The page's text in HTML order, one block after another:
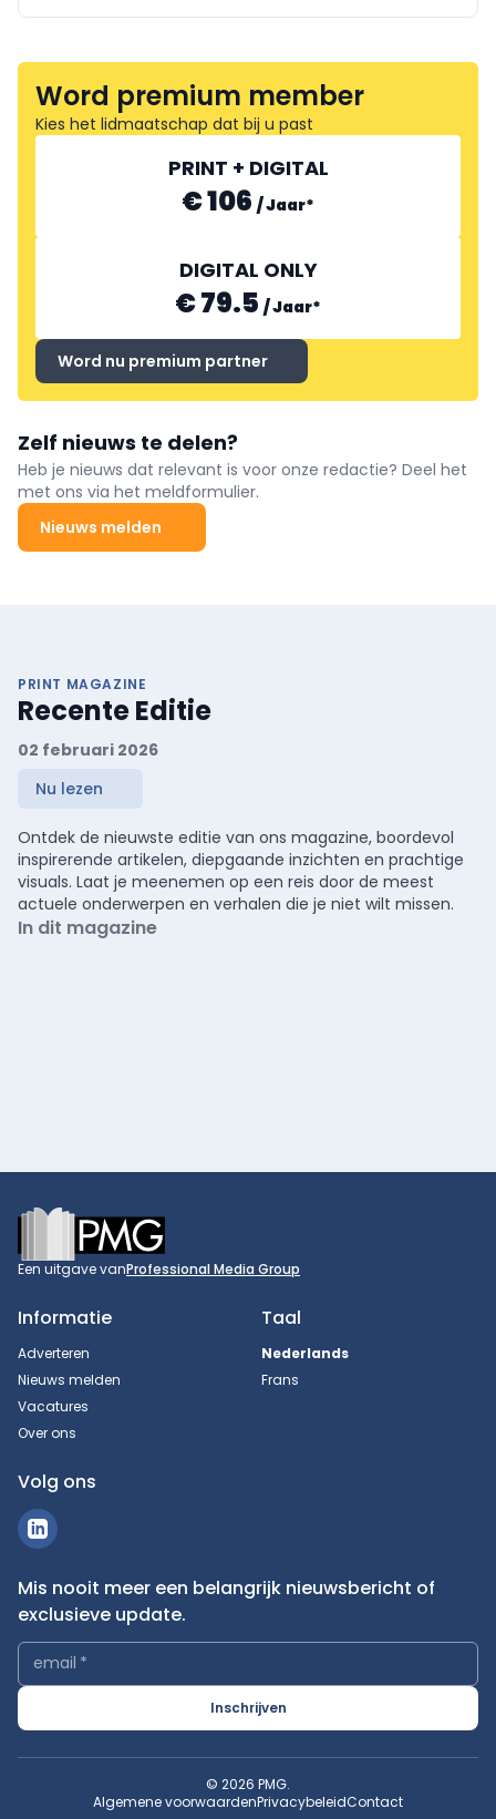
Word premium member
Kies het lidmaatschap dat bij u past
PRINT + DIGITAL
€ 106 /Jaar*
DIGITAL ONLY
€ 79.5 /Jaar*
Word nu premium partner
Zelf nieuws te delen?
Heb je nieuws dat relevant is voor onze redactie? Deel het
met ons via het meldformulier.
Nieuws melden
PRINT MAGAZINE
Recente Editie
02 februari 2026
Nu lezen
Ontdek de nieuwste editie van ons magazine, boordevol
inspirerende artikelen, diepgaande inzichten en prachtige
visuals. Laat je meenemen op een reis door de meest
actuele onderwerpen en verhalen die je niet wilt missen.
In dit magazine
Footer
Een uitgave vanProfessional Media Group
Informatie
Adverteren
Nieuws melden
Vacatures
Over ons
Taal
Nederlands
Frans
Volg ons
Mis nooit meer een belangrijk nieuwsbericht of
exclusieve update.
email *
Inschrijven
© 2026 PMG.
Algemene voorwaardenPrivacybeleidContact